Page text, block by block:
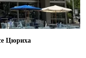
Цюриха